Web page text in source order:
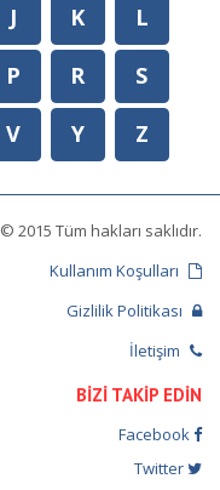
J K
L
P R
S
V Y Z
© 2015 Tüm hakları saklıdır.
Kullanım Koşulları
Gizlilik Politikası
İletişim
BİZİ TAKİP EDİN
Facebook
Twitter